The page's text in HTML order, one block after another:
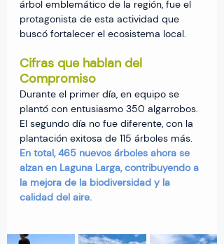
árbol emblemático de la región, fue el
protagonista de esta actividad que
buscó fortalecer el ecosistema local.
Cifras que hablan del
Compromiso
Durante el primer día, en equipo se
plantó con entusiasmo 350 algarrobos.
El segundo día no fue diferente, con la
plantación exitosa de 115 árboles más.
En total, 465 nuevos árboles ahora se
alzan en Laguna Larga, contribuyendo a
la mejora de la biodiversidad y la
calidad del aire.